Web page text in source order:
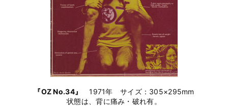
『OZ No.34』
1971年 サイズ：305×295mm
状態は、背に痛み・破れ有。